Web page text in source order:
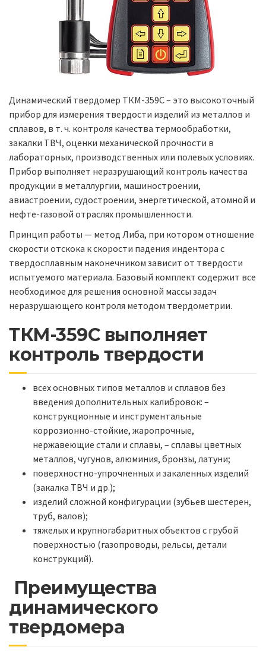
Динамический твердомер ТКМ-359С – это высокоточный
прибор для измерения твердости изделий из металлов и
сплавов, в т. ч. контроля качества термообработки,
закалки ТВЧ, оценки механической прочности в
лабораторных, производственных или полевых условиях.
Прибор выполняет неразрушающий контроль качества
продукции в металлургии, машиностроении,
авиастроении, судостроении, энергетической, атомной и
нефте-газовой отраслях промышленности.
Принцип работы — метод Либа, при котором отношение
скорости отскока к скорости падения индентора с
твердосплавным наконечником зависит от твердости
испытуемого материала. Базовый комплект содержит все
необходимое для решения основной массы задач
неразрушающего контроля методом твердометрии.
ТКМ-359С выполняет
контроль твердости
всех основных типов металлов и сплавов без
введения дополнительных калибровок: –
конструкционные и инструментальные
коррозионно-стойкие, жаропрочные,
нержавеющие стали и сплавы, – сплавы цветных
металлов, чугунов, алюминия, бронзы, латуни;
поверхностно-упрочненных и закаленных изделий
(закалка ТВЧ и др.);
изделий сложной конфигурации (зубьев шестерен,
труб, валов);
тяжелых и крупногабаритных объектов с грубой
поверхностью (газопроводы, рельсы, детали
конструкций).
Преимущества
динамического
твердомера